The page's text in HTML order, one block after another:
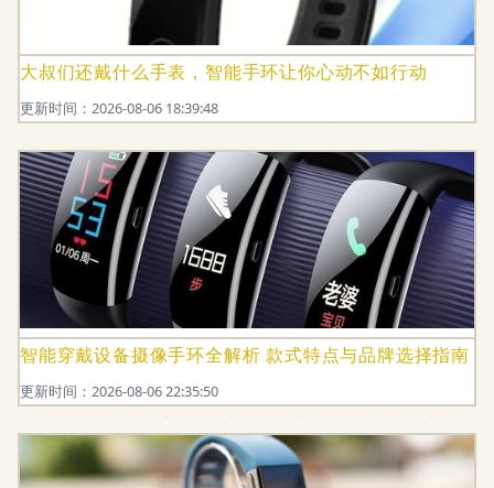
大叔们还戴什么手表，智能手环让你心动不如行动
更新时间：2026-08-06 18:39:48
智能穿戴设备摄像手环全解析 款式特点与品牌选择指南
更新时间：2026-08-06 22:35:50